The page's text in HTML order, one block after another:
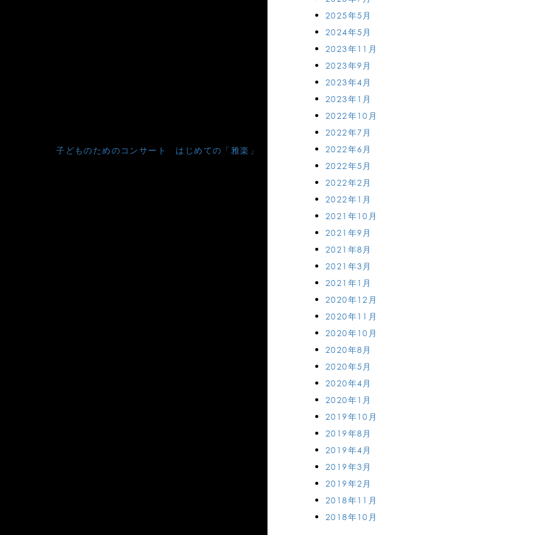
子どものためのコンサート はじめての「雅楽」
2025年5月
2024年5月
2023年11月
2023年9月
2023年4月
2023年1月
2022年10月
2022年7月
2022年6月
2022年5月
2022年2月
2022年1月
2021年10月
2021年9月
2021年8月
2021年3月
2021年1月
2020年12月
2020年11月
2020年10月
2020年8月
2020年5月
2020年4月
2020年1月
2019年10月
2019年8月
2019年4月
2019年3月
2019年2月
2018年11月
2018年10月